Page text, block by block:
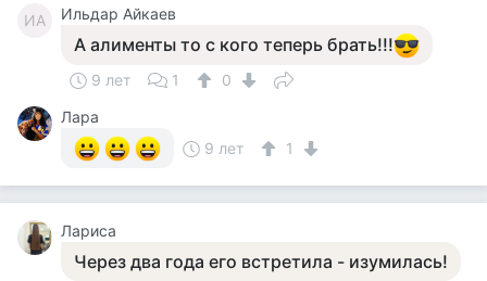
ИА Ильдар Айкаев
А алименты то с кого теперь брать!!!
9 лет 1
0
Лара
9 лет
1
Лариса
Через два года его встретила - изумилась!